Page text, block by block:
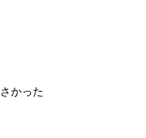
かった